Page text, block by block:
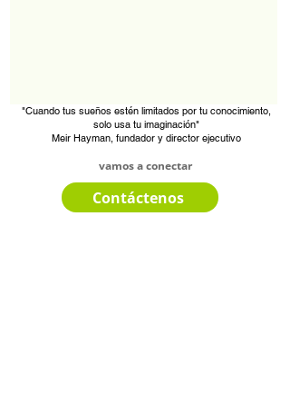
"Cuando tus sueños estén limitados por tu conocimiento,
solo usa tu imaginación"
Meir Hayman, fundador y director ejecutivo
vamos a conectar
Contáctenos